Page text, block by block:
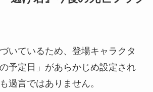
いているため、登場キャラクタ
予定日」があらかじめ設定され
過言ではありません。